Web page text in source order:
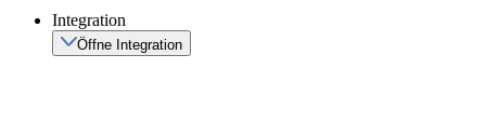
Integration
Öffne Integration